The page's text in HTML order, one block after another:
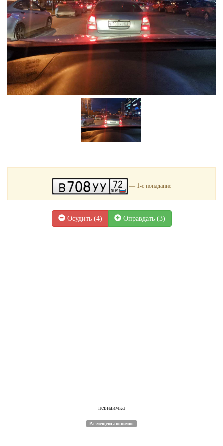
— 1-е попадание
Осудить (4) Оправдать (3)
невидимка
Размещено анонимно